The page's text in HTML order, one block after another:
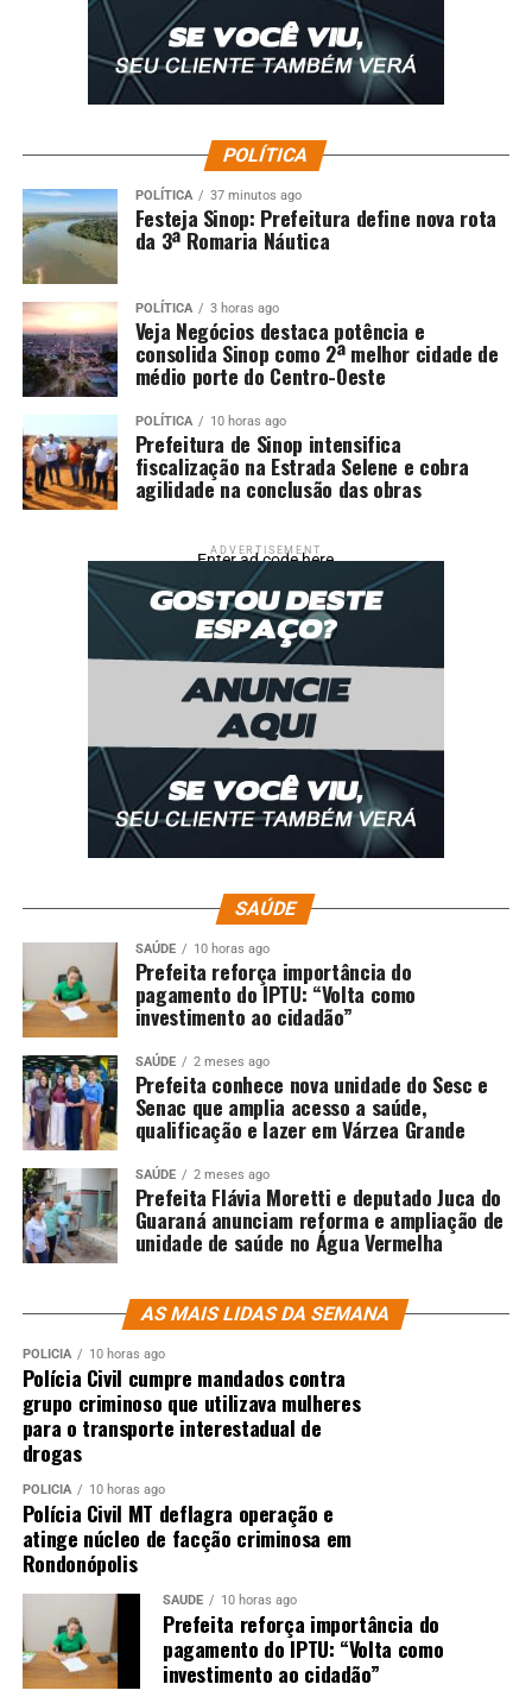
POLÍTICA
POLÍTICA 37 minutos ago
Festeja Sinop: Prefeitura define nova rota
da 3ª Romaria Náutica
POLÍTICA 3 horas ago
Veja Negócios destaca potência e
consolida Sinop como 2ª melhor cidade de
médio porte do Centro-Oeste
POLÍTICA 10 horas ago
Prefeitura de Sinop intensifica
fiscalização na Estrada Selene e cobra
agilidade na conclusão das obras
ADVERTISEMENT
Enter ad code here
SAÚDE
SAÚDE 10 horas ago
Prefeita reforça importância do
pagamento do IPTU: “Volta como
investimento ao cidadão”
SAÚDE 2 meses ago
Prefeita conhece nova unidade do Sesc e
Senac que amplia acesso a saúde,
qualificação e lazer em Várzea Grande
SAÚDE 2 meses ago
Prefeita Flávia Moretti e deputado Juca do
Guaraná anunciam reforma e ampliação de
unidade de saúde no Água Vermelha
AS MAIS LIDAS DA SEMANA
POLÍCIA 10 horas ago
Polícia Civil cumpre mandados contra
grupo criminoso que utilizava mulheres
para o transporte interestadual de
drogas
POLÍCIA 10 horas ago
Polícia Civil MT deflagra operação e
atinge núcleo de facção criminosa em
Rondonópolis
SAÚDE 10 horas ago
Prefeita reforça importância do
pagamento do IPTU: “Volta como
investimento ao cidadão”